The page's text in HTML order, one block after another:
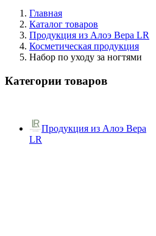
Главная
Каталог товаров
Продукция из Алоэ Вера LR
Косметическая продукция
Набор по уходу за ногтями
Категории товаров
Продукция из Алоэ Вера
LR